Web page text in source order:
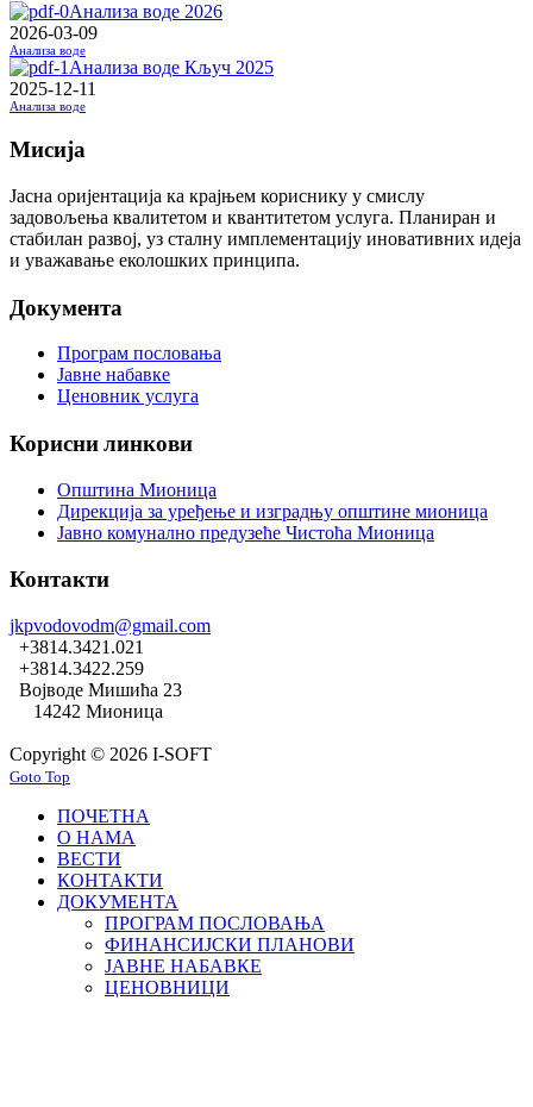
Анализа воде 2026
2026-03-09
Анализа воде
Анализа воде Кључ 2025
2025-12-11
Анализа воде
Мисија
Јасна оријентација ка крајњем кориснику у смислу
задовољења квалитетом и квантитетом услуга. Планиран и
стабилан развој, уз сталну имплементацију иновативних идеја
и уважавање еколошких принципа.
Документа
Програм пословања
Јавне набавке
Ценовник услуга
Корисни линкови
Општина Мионица
Дирекција за уређење и изградњу општине мионица
Јавно комунално предузеће Чистоћа Мионица
Контакти
jkpvodovodm@gmail.com
+3814.3421.021
+3814.3422.259
Војводе Мишића 23
14242 Мионица
Copyright © 2026 I-SOFT
Goto Top
ПОЧЕТНА
О НАМА
ВЕСТИ
КОНТАКТИ
ДОКУМЕНТА
ПРОГРАМ ПОСЛОВАЊА
ФИНАНСИЈСКИ ПЛАНОВИ
ЈАВНЕ НАБАВКЕ
ЦЕНОВНИЦИ